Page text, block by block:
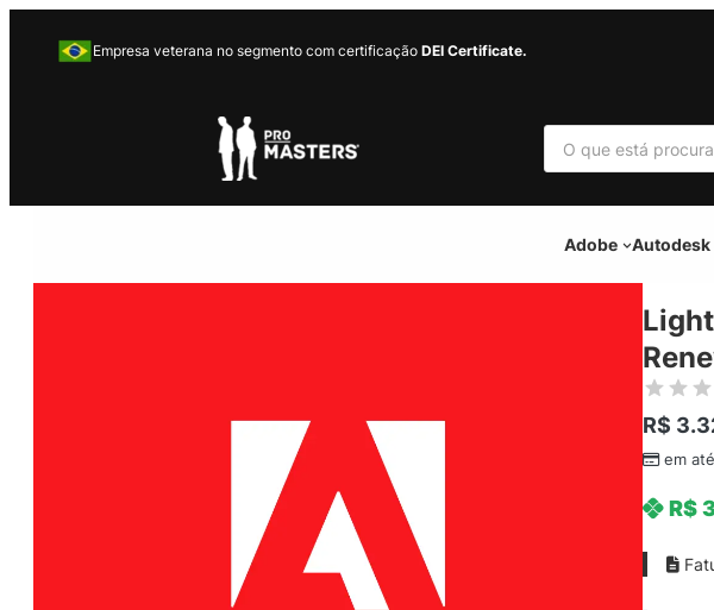
Empresa veterana no segmento com certificação DEI Certificate.
P
s
u
r
Adobe Autodesk
R$
em
R$